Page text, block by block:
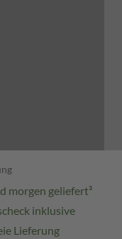
morgen geliefert³
inklusive
Lieferung